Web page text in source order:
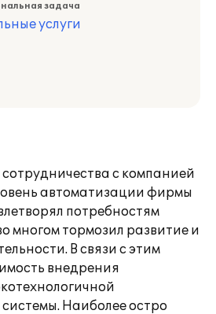
задача
услуги
с компанией
автоматизации фирмы
потребностям
многом тормозил развитие и
В связи с этим
внедрения
Наиболее остро